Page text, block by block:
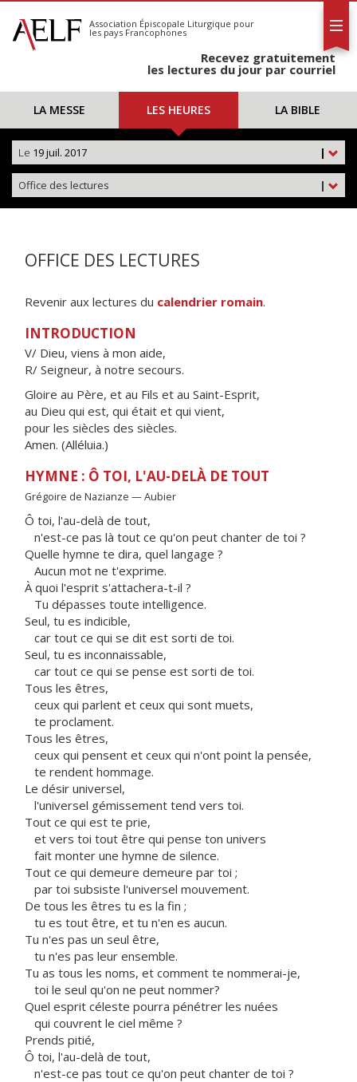
S'abonner
Calendrier
Association Épiscopale Liturgique pour
les pays Francophones
Recevez gratuitement
les lectures du jour par courriel
LA MESSE LES HEURES LA BIBLE
|
Le 19 juil. 2017
|
Office des lectures
OFFICE DES LECTURES
Revenir aux lectures du calendrier romain.
INTRODUCTION
V/ Dieu, viens à mon aide,
R/ Seigneur, à notre secours.
Gloire au Père, et au Fils et au Saint-Esprit,
au Dieu qui est, qui était et qui vient,
pour les siècles des siècles.
Amen. (Alléluia.)
HYMNE : Ô TOI, L'AU-DELÀ DE TOUT
Grégoire de Nazianze — Aubier
Ô toi, l'au-delà de tout,
n'est-ce pas là tout ce qu'on peut chanter de toi ?
Quelle hymne te dira, quel langage ?
Aucun mot ne t'exprime.
À quoi l'esprit s'attachera-t-il ?
Tu dépasses toute intelligence.
Seul, tu es indicible,
car tout ce qui se dit est sorti de toi.
Seul, tu es inconnaissable,
car tout ce qui se pense est sorti de toi.
Tous les êtres,
ceux qui parlent et ceux qui sont muets,
te proclament.
Tous les êtres,
ceux qui pensent et ceux qui n'ont point la pensée,
te rendent hommage.
Le désir universel,
l'universel gémissement tend vers toi.
Tout ce qui est te prie,
et vers toi tout être qui pense ton univers
fait monter une hymne de silence.
Tout ce qui demeure demeure par toi ;
par toi subsiste l'universel mouvement.
De tous les êtres tu es la fin ;
tu es tout être, et tu n'en es aucun.
Tu n'es pas un seul être,
tu n'es pas leur ensemble.
Tu as tous les noms, et comment te nommerai-je,
toi le seul qu'on ne peut nommer?
Quel esprit céleste pourra pénétrer les nuées
qui couvrent le ciel même ?
Prends pitié,
Ô toi, l'au-delà de tout,
n'est-ce pas tout ce qu'on peut chanter de toi ?